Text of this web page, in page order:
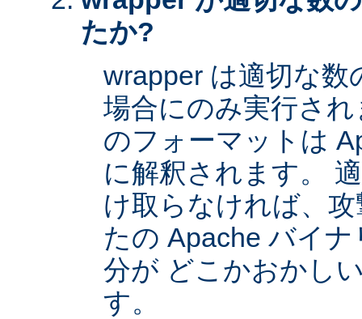
たか?
wrapper は適切な
場合にのみ実行さ
のフォーマットは
に解釈されます。
け取らなければ、
たの Apache バイ
分が どこかおかし
す。